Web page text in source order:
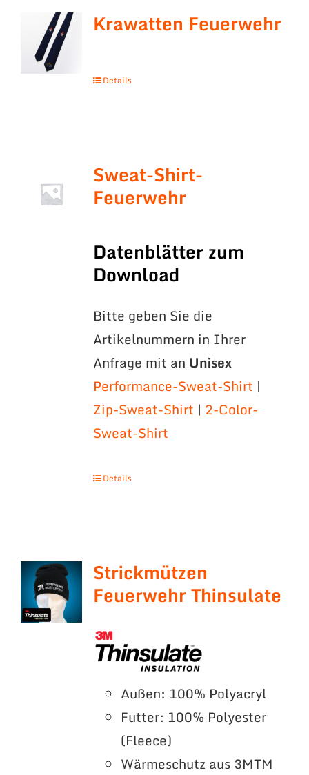
Krawatten Feuerwehr
Details
Sweat-Shirt-
Feuerwehr
Datenblätter zum
Download
Bitte geben Sie die
Artikelnummern in Ihrer
Anfrage mit an Unisex
Performance-Sweat-Shirt |
Zip-Sweat-Shirt | 2-Color-
Sweat-Shirt
Details
Strickmützen
Feuerwehr Thinsulate
Außen: 100% Polyacryl
Futter: 100% Polyester
(Fleece)
Wärmeschutz aus 3MTM